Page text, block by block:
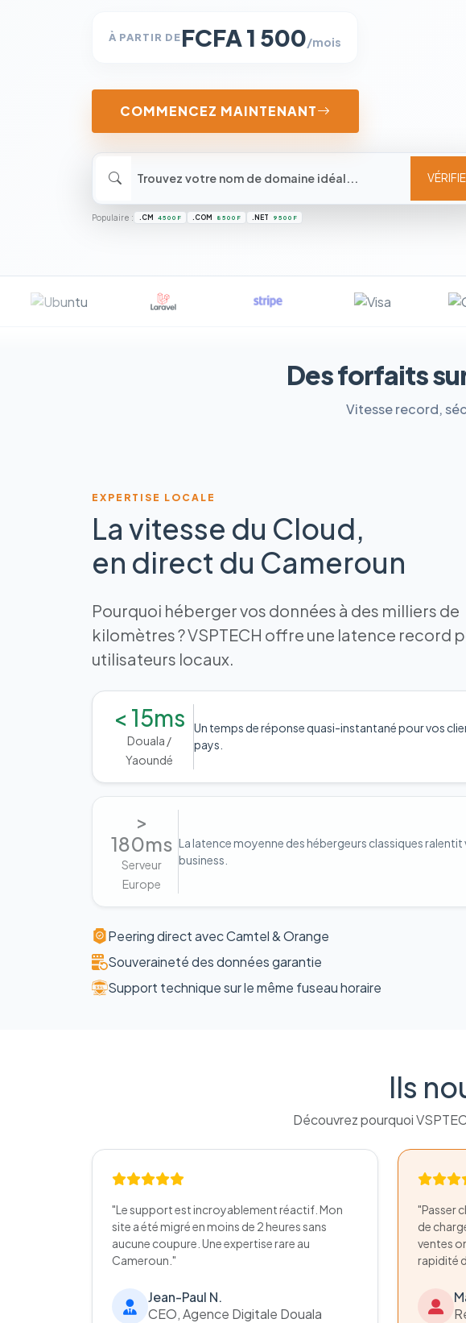
À PARTIR DEFCFA 1 500/mois
COMMENCEZ MAINTENANT
Populaire : .CM 4 500 F .COM 8 500 F .NET 9 500 F
Des forfaits
Vitesse record,
EXPERTISE LOCALE
La vitesse du Cloud,
en direct du Cameroun
Pourquoi héberger vos données à des milliers de
kilomètres ? VSPTECH offre une latence record
utilisateurs locaux.
< 15ms
Douala /
Yaoundé
Un temps de réponse quasi-instantané pour vos
pays.
>
180ms
Serveur
Europe
La latence moyenne des hébergeurs classiques
business.
Peering direct avec Camtel & Orange
Souveraineté des données garantie
Support technique sur le même fuseau horaire
Ils
Découvrez pourquoi
"Le support est incroyablement réactif. Mon
site a été migré en moins de 2 heures sans
aucune coupure. Une expertise rare au
Cameroun."
Jean-Paul N.
CEO, Agence Digitale Douala
"Passer
de
ventes
rapidité